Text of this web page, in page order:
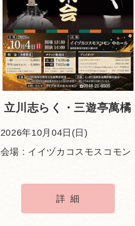
立川志らく・三遊亭萬橘
2026年10月04日(日)
会場 : イイヅカコスモスコモン
詳細